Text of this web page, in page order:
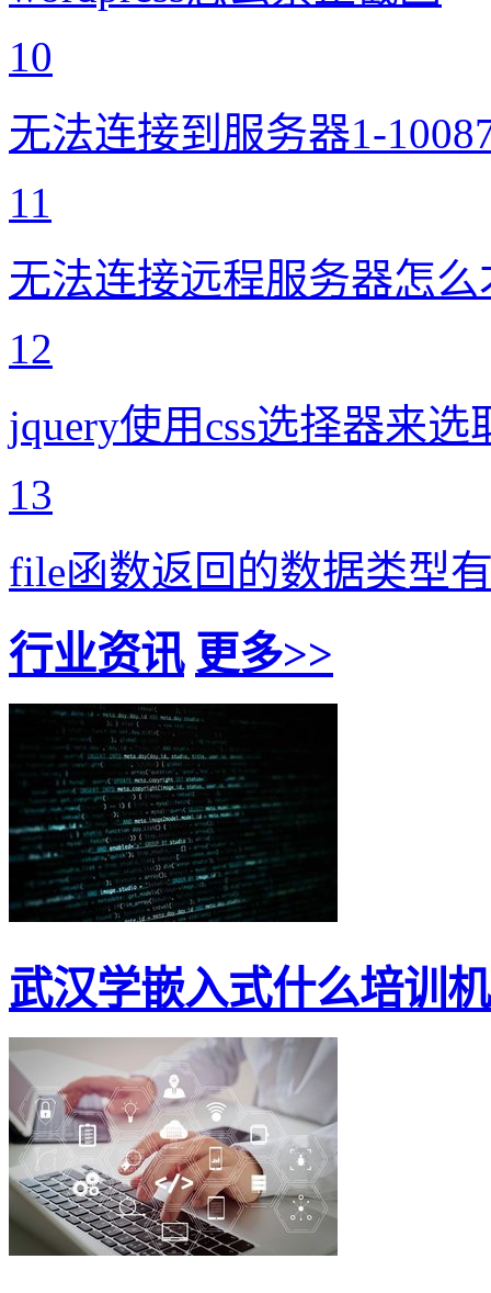
10
无法连接到服务器1-
11
无法连接远程服务器怎
12
jquery使用css选择器来
13
file函数返回的数据类型
行业资讯 更多>>
武汉学嵌入式什么培训